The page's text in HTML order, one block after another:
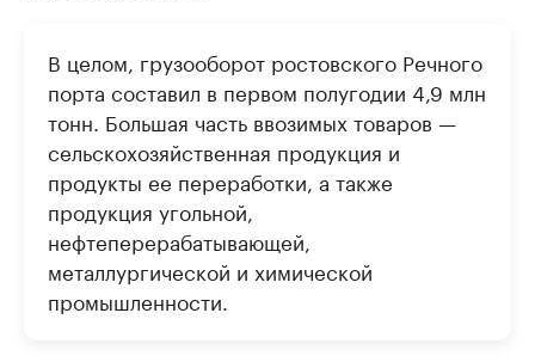
В целом, грузооборот ростовского Речного
порта составил в первом полугодии 4,9 млн
тонн. Большая часть ввозимых товаров —
сельскохозяйственная продукция и
продукты ее переработки, а также
продукция угольной,
нефтеперерабатывающей,
металлургической и химической
промышленности.